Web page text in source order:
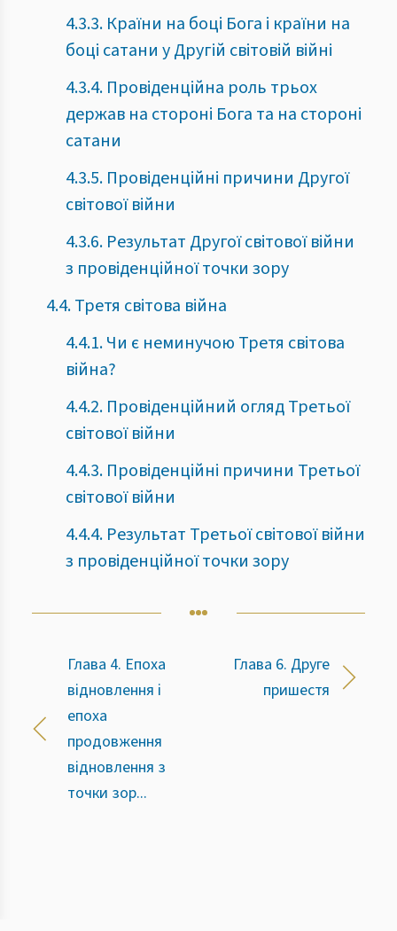
4.3.3. Країни на боці Бога і країни на
боці сатани у Другій світовій війні
4.3.4. Провіденційна роль трьох
держав на стороні Бога та на стороні
сатани
4.3.5. Провіденційні причини Другої
світової війни
4.3.6. Результат Другої світової війни
з провіденційної точки зору
4.4. Третя світова війна
4.4.1. Чи є неминучою Третя світова
війна?
4.4.2. Провіденційний огляд Третьої
світової війни
4.4.3. Провіденційні причини Третьої
світової війни
4.4.4. Результат Третьої світової війни
з провіденційної точки зору
Глава 4. Епоха
відновлення і
епоха
продовження
відновлення з
точки зор...
Глава 6. Друге
пришестя